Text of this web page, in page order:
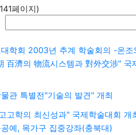
페이지)
학회 2003년 추계 학술회의 -온
百濟의 物流시스템과 對外交涉"
관 특별전"기술의 발견" 개최
고학의 최신성과" 국제학술대회 개
예, 목가구 집중강좌(충북대)